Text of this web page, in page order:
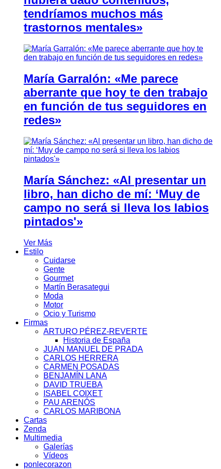
tendríamos muchos más
trastornos mentales»
María Garralón: «Me parece
aberrante que hoy te den trabajo
en función de tus seguidores en
redes»
María Sánchez: «Al presentar un
libro, han dicho de mí: ‘Muy de
campo no será si lleva los labios
pintados'»
Ver Más
Estilo
Cuidarse
Gente
Gourmet
Martín Berasategui
Moda
Motor
Ocio y Turismo
Firmas
ARTURO PÉREZ-REVERTE
Historia de España
JUAN MANUEL DE PRADA
CARLOS HERRERA
CARMEN POSADAS
BENJAMÍN LANA
DAVID TRUEBA
ISABEL COIXET
PAU ARENÓS
CARLOS MARIBONA
Cartas
Zenda
Multimedia
Galerías
Vídeos
ponlecorazon